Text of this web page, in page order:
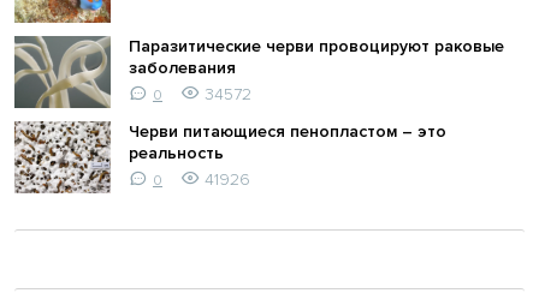
Паразитические черви провоцируют раковые
заболевания
0
34572
Черви питающиеся пенопластом – это
реальность
0 41926